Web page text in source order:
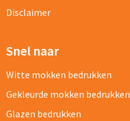
Disclaimer
Snel naar
Witte mokken bedrukken
Gekleurde mokken bedrukken
Glazen bedrukken